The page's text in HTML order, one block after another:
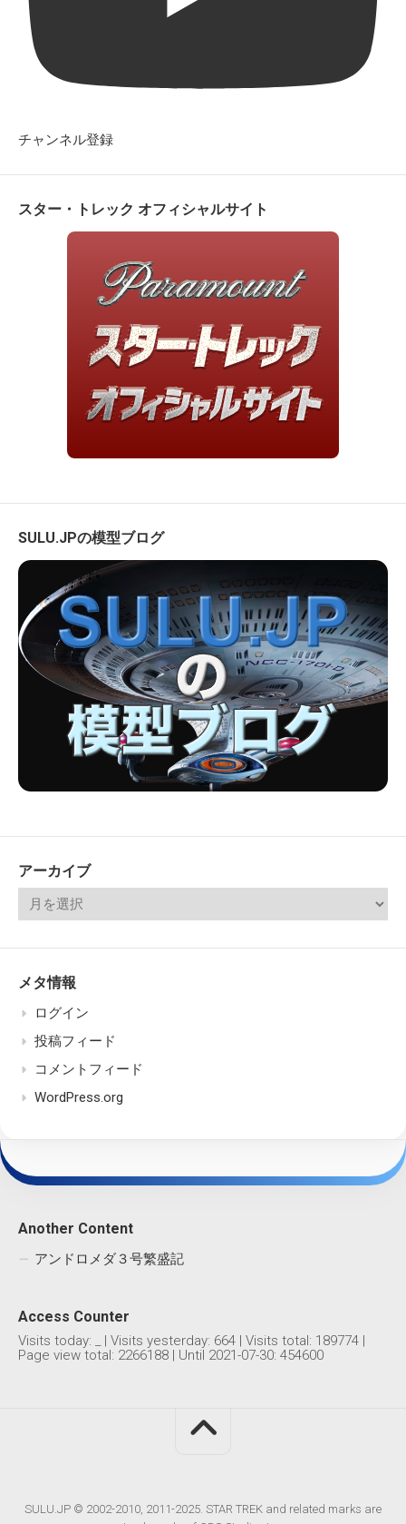
チャンネル登録
スター・トレック オフィシャルサイト
SULU.JPの模型ブログ
アーカイブ
メタ情報
ログイン
投稿フィード
コメントフィード
WordPress.org
Another Content
アンドロメダ３号繁盛記
Access Counter
Visits today: | Visits yesterday: 664 | Visits total: 189774 |
Page view total: 2266188 | Until 2021-07-30: 454600
SULU.JP © 2002-2010, 2011-2025. STAR TREK and related marks are